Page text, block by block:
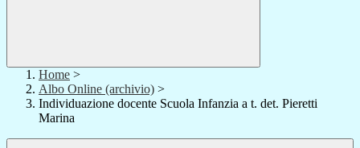
Home >
Albo Online (archivio) >
Individuazione docente Scuola Infanzia a t. det. Pieretti
Marina